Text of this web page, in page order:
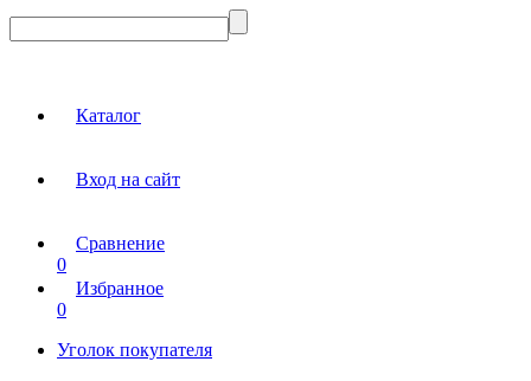
Каталог
Вход на сайт
Сравнение
0
Избранное
0
Уголок покупателя